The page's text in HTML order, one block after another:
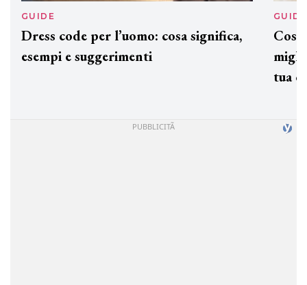
GUIDE
Dress code per l’uomo: cosa significa,
esempi e suggerimenti
GUIDE
tua